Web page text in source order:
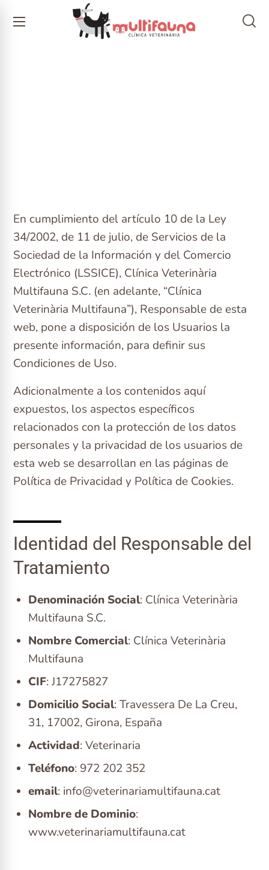
En cumplimiento del artículo 10 de la Ley
34/2002, de 11 de julio, de Servicios de la
Sociedad de la Información y del Comercio
Electrónico (LSSICE), Clínica Veterinària
Multifauna S.C. (en adelante, “Clínica
Veterinària Multifauna”), Responsable de esta
web, pone a disposición de los Usuarios la
presente información, para definir sus
Condiciones de Uso.
Adicionalmente a los contenidos aquí
expuestos, los aspectos específicos
relacionados con la protección de los datos
personales y la privacidad de los usuarios de
esta web se desarrollan en las páginas de
Política de Privacidad y Política de Cookies.
Identidad del Responsable del
Tratamiento
Denominación Social: Clínica Veterinària
Multifauna S.C.
Nombre Comercial: Clínica Veterinària
Multifauna
CIF: J17275827
Domicilio Social: Travessera De La Creu,
31, 17002, Girona, España
Actividad: Veterinaria
Teléfono: 972 202 352
email: info@veterinariamultifauna.cat
Nombre de Dominio:
www.veterinariamultifauna.cat